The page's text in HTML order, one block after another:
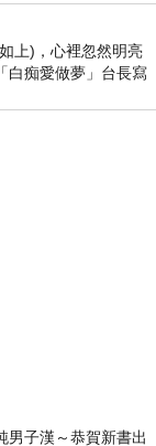
上)，心裡忽然明亮
白痴愛做夢」台長寫
男子漢～恭賀新書出